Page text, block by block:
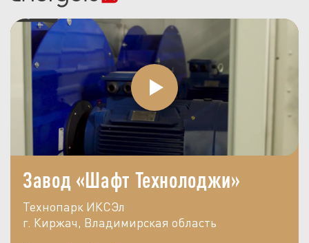
Завод «Шафт Технолоджи»
Технопарк ИКСЭл
г. Киржач, Владимирская область